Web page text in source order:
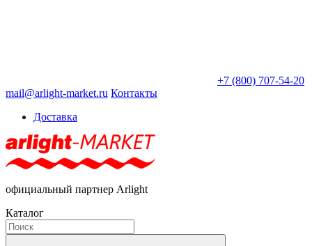
+7 (800) 707-54-20
mail@arlight-market.ru Контакты
Доставка
официальный партнер Arlight
Каталог